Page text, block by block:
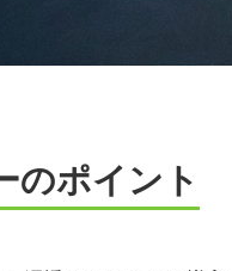
のポイント